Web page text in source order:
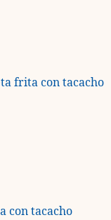
frita con tacacho
con tacacho